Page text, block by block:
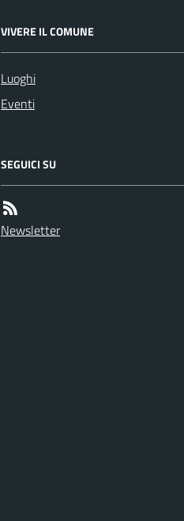
VIVERE IL COMUNE
Luoghi
Eventi
SEGUICI SU
Newsletter